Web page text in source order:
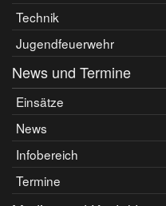
Technik
Jugendfeuerwehr
News und Termine
Einsätze
News
Infobereich
Termine